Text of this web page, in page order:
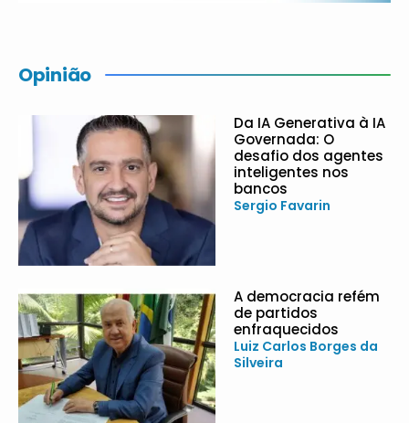
Opinião
Da IA Generativa à IA
Governada: O
desafio dos agentes
inteligentes nos
bancos
Sergio Favarin
A democracia refém
de partidos
enfraquecidos
Luiz Carlos Borges da
Silveira